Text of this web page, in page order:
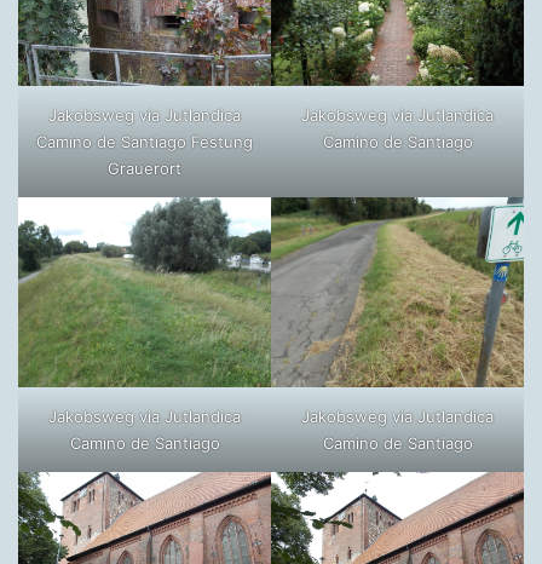
Jakobsweg via Jutlandica
Camino de Santiago Festung
Grauerort
Jakobsweg via Jutlandica
Camino de Santiago
Jakobsweg via Jutlandica
Camino de Santiago
Jakobsweg via Jutlandica
Camino de Santiago